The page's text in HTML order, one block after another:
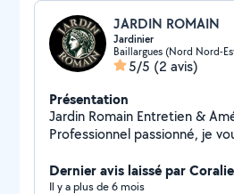
JARDIN ROMAIN
Jardinier
Baillargues (Nord Nord-
5/5 (2 avis)
Présentation
Jardin Romain Entretien & Aménagement de Jardins
Professionnel passionné, je
Taille de haies Élagage Entretien de massifs et
parterres ️ Petits travaux
Dernier avis laissé par
Il y a plus de 6 mois